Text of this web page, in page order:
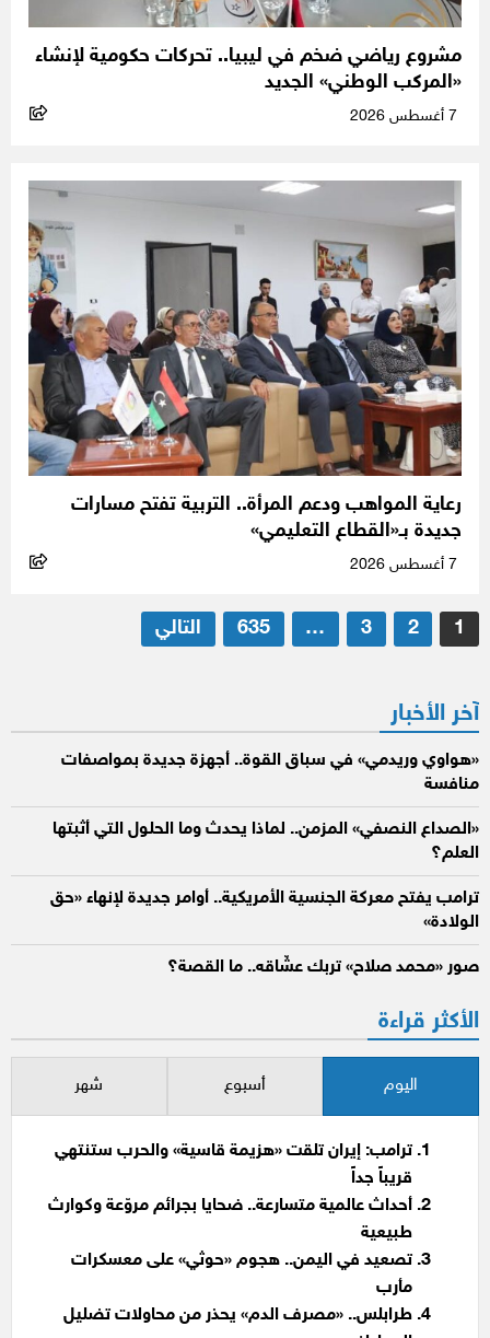
مشروع رياضي ضخم في ليبيا.. تحركات حكومية لإنشاء
«المركب الوطني» الجديد
رعاية المواهب ودعم المرأة.. التربية تفتح مسارات
جديدة بـ«القطاع التعليمي»
تعدد
صفحات
1
2
3
…
635 التالي
آخر الأخبار
«هواوي وريدمي» في سباق القوة.. أجهزة جديدة بمواصفات
منافسة
«الصداع النصفي» المزمن.. لماذا يحدث وما الحلول التي أثبتها
العلم؟
ترامب يفتح معركة الجنسية الأمريكية.. أوامر جديدة لإنهاء «حق
الولادة»
صور «محمد صلاح» تربك عشّاقه.. ما القصة؟
الأكثر قراءة
اليوم أسبوع شهر
ترامب: إيران تلقت «هزيمة قاسية» والحرب ستنتهي
قريباً جداً
أحداث عالمية متسارعة.. ضحايا بجرائم مروّعة وكوارث
طبيعية
تصعيد في اليمن.. هجوم «حوثي» على معسكرات
مأرب
طرابلس.. «مصرف الدم» يحذر من محاولات تضليل